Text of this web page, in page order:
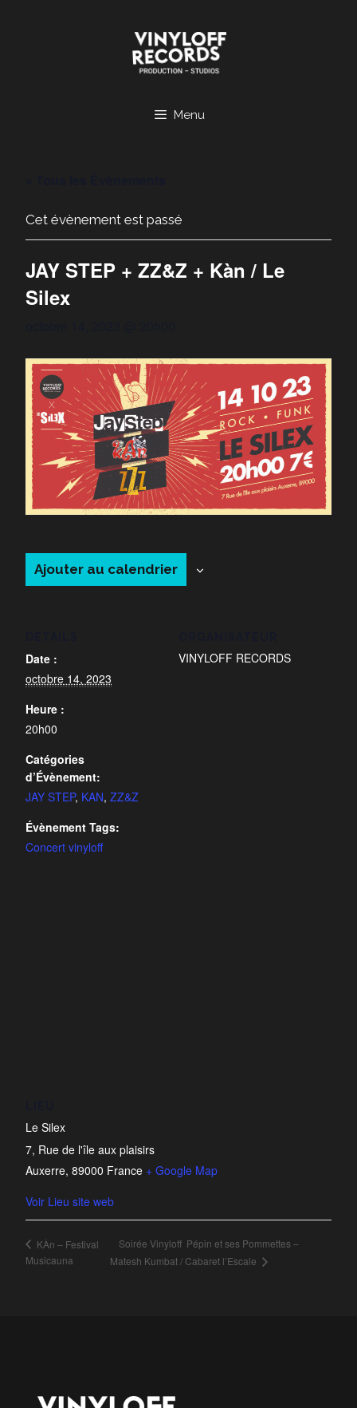
Menu
Cet évènement est passé
JAY STEP + ZZ&Z + Kàn / Le
Silex
Ajouter au calendrier
Date :
octobre 14, 2023
Heure :
20h00
Catégories
d’Évènement:
JAY STEP, KAN, ZZ&Z
Évènement Tags:
Concert vinyloff
VINYLOFF RECORDS
Le Silex
7, Rue de l'île aux plaisirs
Auxerre, 89000 France + Google Map
Voir Lieu site web
KÀn – Festival
Musicauna
Soirée Vinyloff Pépin et ses Pommettes –
Matesh Kumbat / Cabaret l’Escale